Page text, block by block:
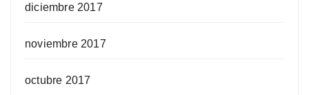
diciembre 2017
noviembre 2017
octubre 2017